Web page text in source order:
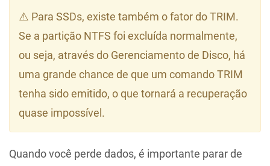
⚠️ Para SSDs, existe também o fator do TRIM.
Se a partição NTFS foi excluída normalmente,
ou seja, através do Gerenciamento de Disco, há
uma grande chance de que um comando TRIM
tenha sido emitido, o que tornará a recuperação
quase impossível.
Quando você perde dados, é importante parar de